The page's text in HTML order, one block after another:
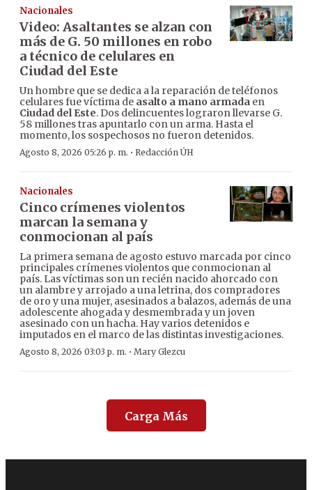
Nacionales
Video: Asaltantes se alzan con
más de G. 50 millones en robo
a técnico de celulares en
Ciudad del Este
Un hombre que se dedica a la reparación de teléfonos
celulares fue víctima de asalto a mano armada en
Ciudad del Este. Dos delincuentes lograron llevarse G.
58 millones tras apuntarlo con un arma. Hasta el
momento, los sospechosos no fueron detenidos.
Agosto 8, 2026 05:26 p. m. · Redacción ÚH
Nacionales
Cinco crímenes violentos
marcan la semana y
conmocionan al país
La primera semana de agosto estuvo marcada por cinco
principales crímenes violentos que conmocionan al
país. Las víctimas son un recién nacido ahorcado con
un alambre y arrojado a una letrina, dos compradores
de oro y una mujer, asesinados a balazos, además de una
adolescente ahogada y desmembrada y un joven
asesinado con un hacha. Hay varios detenidos e
imputados en el marco de las distintas investigaciones.
Agosto 8, 2026 03:03 p. m. · Mary Glezcu
Carga Más